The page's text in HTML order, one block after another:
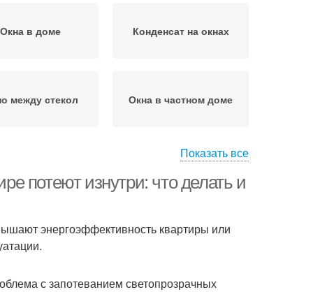
Окна в доме Конденсат на окнах
между стекол Окна в частном доме
Показать все
потеют изнутри: что делать и
энергоэффективность квартиры или
с запотеванием светопрозрачных